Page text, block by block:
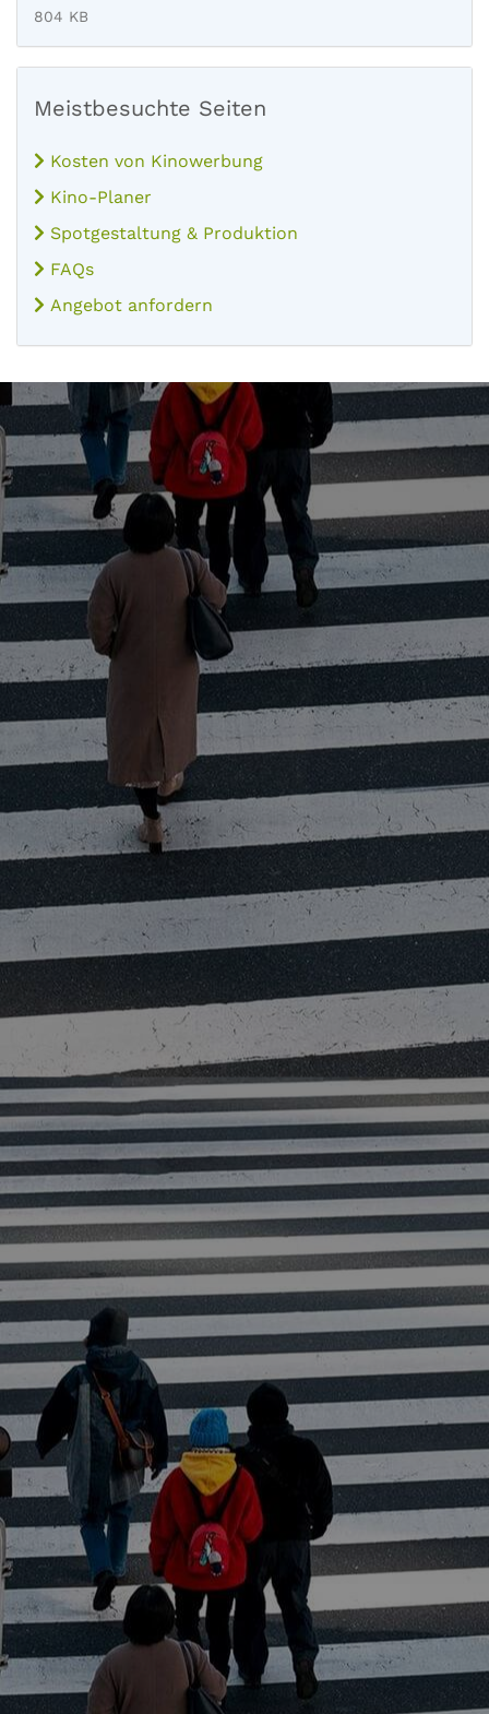
804 KB
Meistbesuchte Seiten
Kosten von Kinowerbung
Kino-Planer
Spotgestaltung & Produktion
FAQs
Angebot anfordern